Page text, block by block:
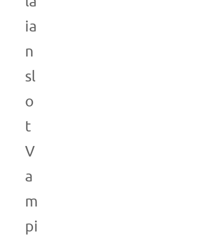
ia
n
sl
o
t
V
a
m
pi